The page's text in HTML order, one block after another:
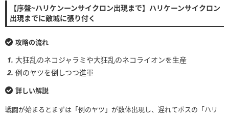
【序盤~ハリケンーンサイクロン出現まで】ハリケーンサイクロン
出現までに敵城に張り付く
攻略の流れ
大狂乱のネコジャラミや大狂乱のネコライオンを生産
例のヤツを倒しつつ進軍
詳しい解説
戦闘が始まるとまずは「例のヤツ」が数体出現し、遅れてボスの「ハリ